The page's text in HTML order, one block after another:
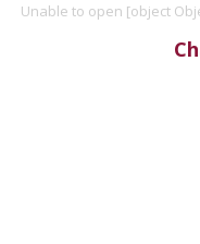
Unable to open [object